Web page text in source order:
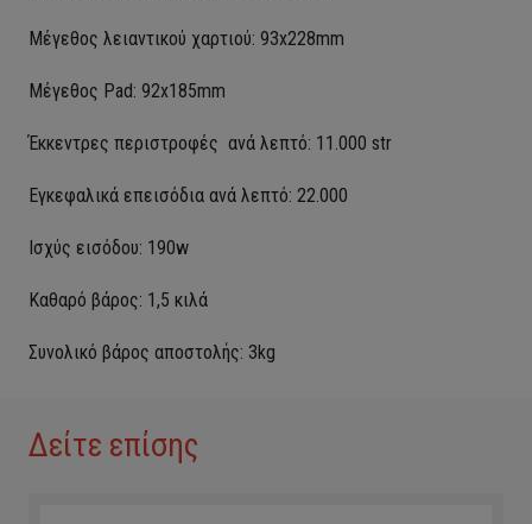
Μέγεθος λειαντικού χαρτιού: 93x228mm
Μέγεθος Pad: 92x185mm
Έκκεντρες περιστροφές ανά λεπτό: 11.000 str
Εγκεφαλικά επεισόδια ανά λεπτό: 22.000
Ισχύς εισόδου: 190w
Καθαρό βάρος: 1,5 κιλά
Συνολικό βάρος αποστολής: 3kg
Δείτε επίσης